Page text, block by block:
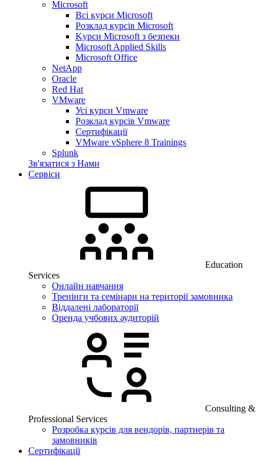
Microsoft
Всі курси Microsoft
Розклад курсів Microsoft
Kyрси Microsoft з безпеки
Microsoft Applied Skills
Microsoft Office
NetApp
Oracle
Red Hat
VMware
Усі курси Vmware
Розклад курсів Vmware
Сертифікації
VMware vSphere 8 Trainings
Splunk
Зв'язатися з Нами
Сервіси
Education
Services
Онлайн навчання
Тренінги та семінари на території замовника
Віддалені лабораторії
Оренда учбових аудиторій
Consulting &
Professional Services
Розробка курсів для вендорів, партнерів та
замовників
Сертифікації